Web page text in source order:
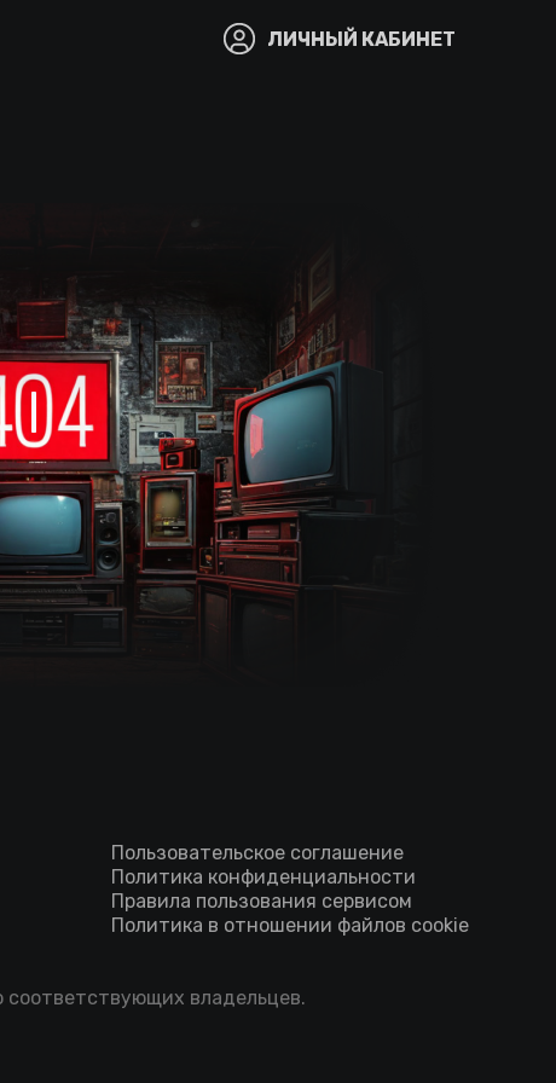
ЛИЧНЫЙ КАБИНЕТ
Пользовательское соглашение
Политика конфиденциальности
Правила пользования сервисом
Политика в отношении файлов cookie
владельцев.